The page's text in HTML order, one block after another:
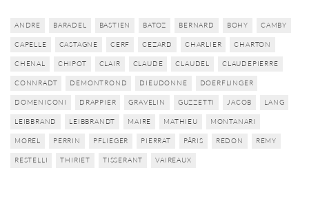
ANDRE BARADEL BASTIEN BATOZ BERNARD BOHY CAMBY
CAPELLE CASTAGNE CERF CEZARD CHARLIER CHARTON
CHENAL CHIPOT CLAIR CLAUDE CLAUDEL CLAUDEPIERRE
CONNRADT DEMONTROND DIEUDONNE DOERFLINGER
DOMENICONI DRAPPIER GRAVELIN GUZZETTI JACOB LANG
LEIBBRAND LEIBBRANDT MAIRE MATHIEU MONTANARI
MOREL PERRIN PFLIEGER PIERRAT PÂRIS REDON REMY
RESTELLI THIRIET TISSERANT VAIREAUX